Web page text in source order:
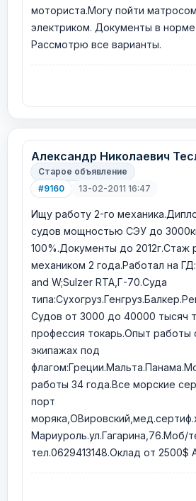
моториста.Могу пойти
электриком. Документы в
Рассмотрю все варианты.
Александр Николаевич
Старое объявление
#9160
13-02-2011 16:47
Ищу работу 2-го
судов мощностью СЭУ до
100%.Документы до 2012г.Стаж
механиком 2 года.Работал на
and W;Sulzer RTA,Г-70.Суда
Судов от 3000 до 40000 тысяч
профессия токарь.Опыт работы
экипажах под
работы 34 года.Все морские
порт
Мариуроль.ул.Гагарина,76.Моб/
тел.0629413148.Оклад от 2500$